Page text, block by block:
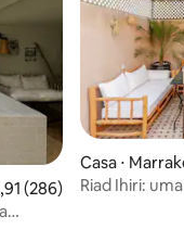
de uma avaliação
(286)
Casa ⋅
Riad Ihiri: